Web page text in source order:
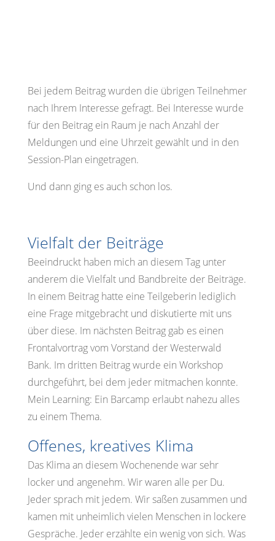
Bei jedem Beitrag wurden die übrigen Teilnehmer
nach Ihrem Interesse gefragt. Bei Interesse wurde
für den Beitrag ein Raum je nach Anzahl der
Meldungen und eine Uhrzeit gewählt und in den
Session-Plan eingetragen.
Und dann ging es auch schon los.
Vielfalt der Beiträge
Beeindruckt haben mich an diesem Tag unter
anderem die Vielfalt und Bandbreite der Beiträge.
In einem Beitrag hatte eine Teilgeberin lediglich
eine Frage mitgebracht und diskutierte mit uns
über diese. Im nächsten Beitrag gab es einen
Frontalvortrag vom Vorstand der Westerwald
Bank. Im dritten Beitrag wurde ein Workshop
durchgeführt, bei dem jeder mitmachen konnte.
Mein Learning: Ein Barcamp erlaubt nahezu alles
zu einem Thema.
Offenes, kreatives Klima
Das Klima an diesem Wochenende war sehr
locker und angenehm. Wir waren alle per Du.
Jeder sprach mit jedem. Wir saßen zusammen und
kamen mit unheimlich vielen Menschen in lockere
Gespräche. Jeder erzählte ein wenig von sich. Was